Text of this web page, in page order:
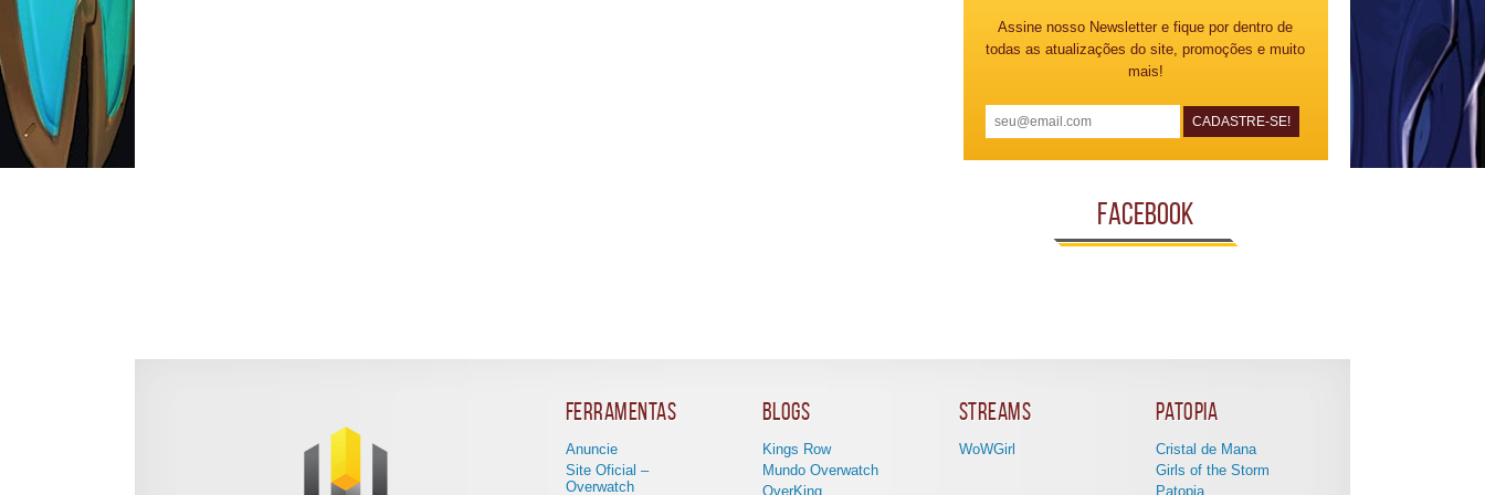
Assine nosso Newsletter e fique por dentro de
todas as atualizações do site, promoções e muito
mais!
Facebook
Ferramentas
Anuncie
Site Oficial –
Overwatch
Blogs
Kings Row
Mundo Overwatch
OverKing
Streams
WoWGirl
Patopia
Cristal de Mana
Girls of the Storm
Patopia